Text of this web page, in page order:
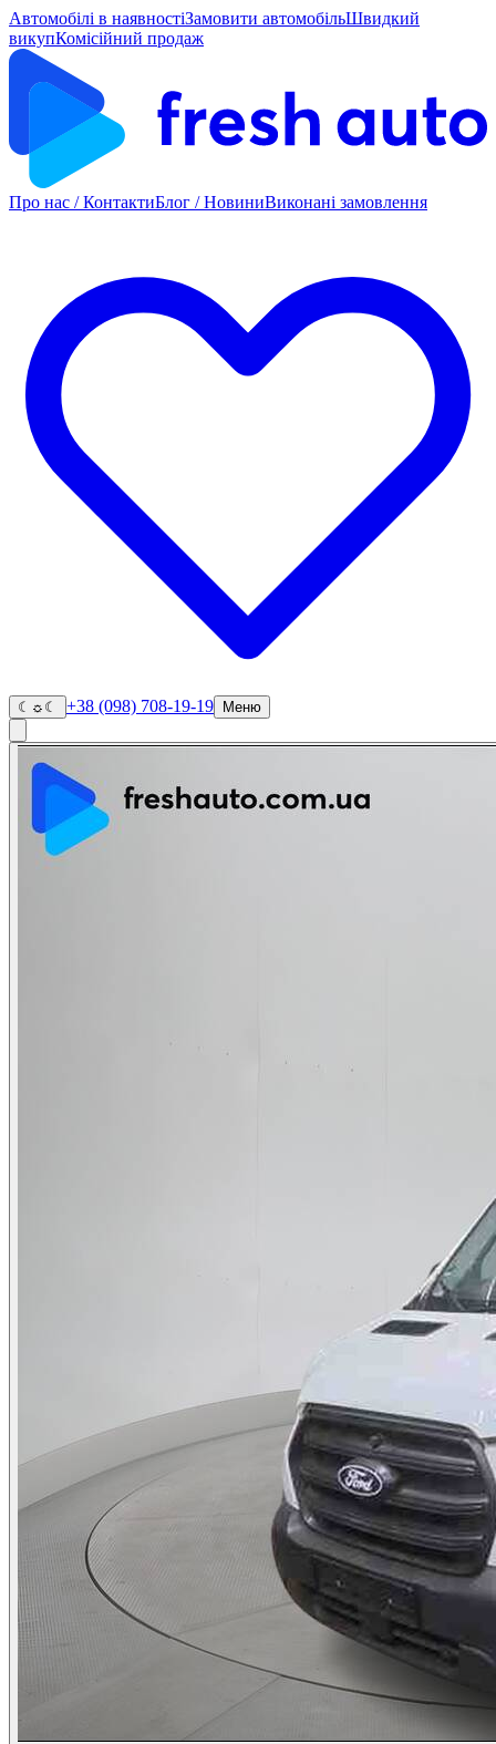
Автомобілі в наявностіЗамовити автомобільШвидкий
викупКомісійний продаж
Про нас / КонтактиБлог / НовиниВиконані замовлення
☾ ☼ ☾ +38 (098) 708-19-19 Меню